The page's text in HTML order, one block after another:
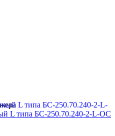
L типа БС-250.70.240-2-L-ОС